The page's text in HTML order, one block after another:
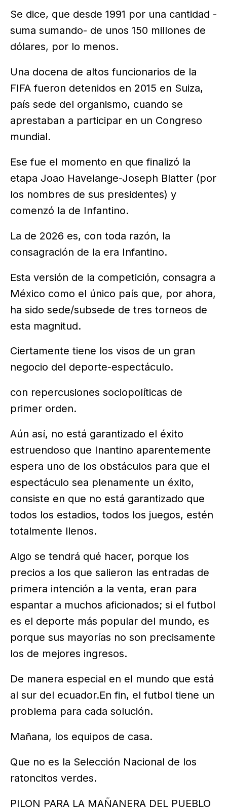
Se dice, que desde 1991 por una cantidad -
suma sumando- de unos 150 millones de
dólares, por lo menos.
Una docena de altos funcionarios de la
FIFA fueron detenidos en 2015 en Suiza,
país sede del organismo, cuando se
aprestaban a participar en un Congreso
mundial.
Ese fue el momento en que finalizó la
etapa Joao Havelange-Joseph Blatter (por
los nombres de sus presidentes) y
comenzó la de Infantino.
La de 2026 es, con toda razón, la
consagración de la era Infantino.
Esta versión de la competición, consagra a
México como el único país que, por ahora,
ha sido sede/subsede de tres torneos de
esta magnitud.
Ciertamente tiene los visos de un gran
negocio del deporte-espectáculo.
con repercusiones sociopolíticas de
primer orden.
Aún así, no está garantizado el éxito
estruendoso que Inantino aparentemente
espera uno de los obstáculos para que el
espectáculo sea plenamente un éxito,
consiste en que no está garantizado que
todos los estadios, todos los juegos, estén
totalmente llenos.
Algo se tendrá qué hacer, porque los
precios a los que salieron las entradas de
primera intención a la venta, eran para
espantar a muchos aficionados; si el futbol
es el deporte más popular del mundo, es
porque sus mayorías no son precisamente
los de mejores ingresos.
De manera especial en el mundo que está
al sur del ecuador.En fin, el futbol tiene un
problema para cada solución.
Mañana, los equipos de casa.
Que no es la Selección Nacional de los
ratoncitos verdes.
PILON PARA LA MAÑANERA DEL PUEBLO